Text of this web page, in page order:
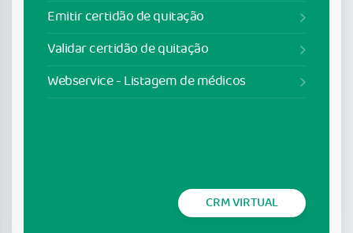
Emitir certidão de quitação
Validar certidão de quitação
Webservice - Listagem de médicos
CRM VIRTUAL